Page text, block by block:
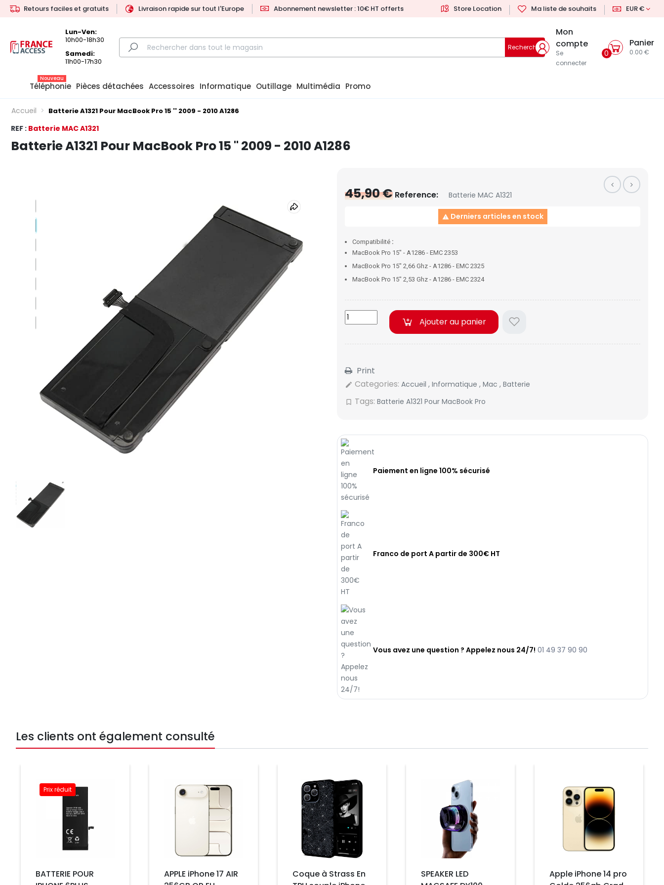
Retours faciles et gratuits Livraison rapide sur tout l'Europe Abonnement newsletter : 10€ HT offerts Store Location Ma liste de souhaits EUR €
Lun-Ven:
10h00-18h30
Samedi:
11h00-17h30
Rechercher
Mon
compte
Se
connecter
0
Panier
0.00 €
Téléphonie
Nouveau
Pièces détachées Accessoires Informatique Outillage Multimédia Promo
Accueil Batterie A1321 Pour MacBook Pro 15 '' 2009 - 2010 A1286
REF : Batterie MAC A1321
Batterie A1321 Pour MacBook Pro 15 '' 2009 - 2010 A1286
45,90 € Reference: Batterie MAC A1321
 Derniers articles en stock
Compatibilité :
MacBook Pro 15" - A1286 - EMC 2353
MacBook Pro 15" 2,66 Ghz - A1286 - EMC 2325
MacBook Pro 15" 2,53 Ghz - A1286 - EMC 2324
Ajouter au panier
Print
edit Categories: Accueil , Informatique , Mac , Batterie
bookmark_border Tags: Batterie A1321 Pour MacBook Pro
Paiement en ligne 100% sécurisé
Franco de port A partir de 300€ HT
Vous avez une question ? Appelez nous 24/7! 01 49 37 90 90
Les clients ont également consulté
Prix réduit
BATTERIE POUR
Prix
APPLE iPhone 17 AIR
Prix
Coque à Strass En
SPEAKER LED
Prix
Apple iPhone 14 pro